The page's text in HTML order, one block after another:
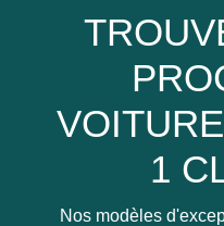
1
Nos modèles